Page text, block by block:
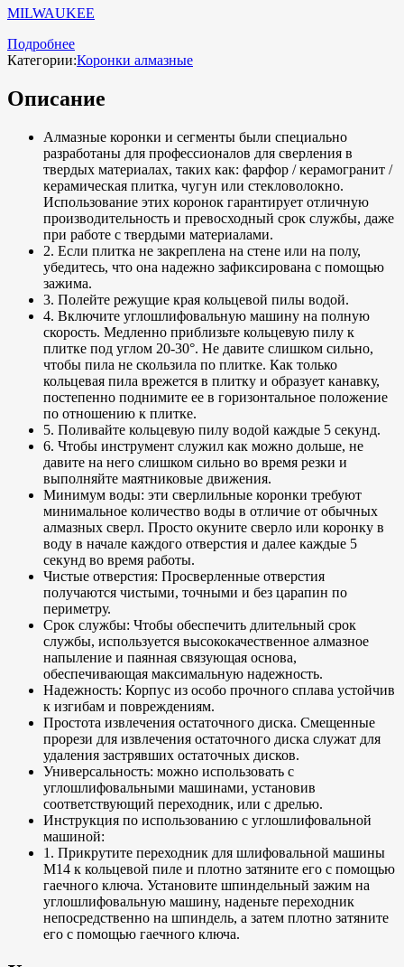
MILWAUKEE
Подробнее
Категории:Коронки алмазные
Описание
Алмазные коронки и сегменты были специально
разработаны для профессионалов для сверления в
твердых материалах, таких как: фарфор / керамогранит /
керамическая плитка, чугун или стекловолокно.
Использование этих коронок гарантирует отличную
производительность и превосходный срок службы, даже
при работе с твердыми материалами.
2. Если плитка не закреплена на стене или на полу,
убедитесь, что она надежно зафиксирована с помощью
зажима.
3. Полейте режущие края кольцевой пилы водой.
4. Включите углошлифовальную машину на полную
скорость. Медленно приблизьте кольцевую пилу к
плитке под углом 20-30°. Не давите слишком сильно,
чтобы пила не скользила по плитке. Как только
кольцевая пила врежется в плитку и образует канавку,
постепенно поднимите ее в горизонтальное положение
по отношению к плитке.
5. Поливайте кольцевую пилу водой каждые 5 секунд.
6. Чтобы инструмент служил как можно дольше, не
давите на него слишком сильно во время резки и
выполняйте маятниковые движения.
Минимум воды: эти сверлильные коронки требуют
минимальное количество воды в отличие от обычных
алмазных сверл. Просто окуните сверло или коронку в
воду в начале каждого отверстия и далее каждые 5
секунд во время работы.
Чистые отверстия: Просверленные отверстия
получаются чистыми, точными и без царапин по
периметру.
Срок службы: Чтобы обеспечить длительный срок
службы, используется высококачественное алмазное
напыление и паянная связующая основа,
обеспечивающая максимальную надежность.
Надежность: Корпус из особо прочного сплава устойчив
к изгибам и повреждениям.
Простота извлечения остаточного диска. Смещенные
прорези для извлечения остаточного диска служат для
удаления застрявших остаточных дисков.
Универсальность: можно использовать с
углошлифовальными машинами, установив
соответствующий переходник, или с дрелью.
Инструкция по использованию с углошлифовальной
машиной:
1. Прикрутите переходник для шлифовальной машины
М14 к кольцевой пиле и плотно затяните его с помощью
гаечного ключа. Установите шпиндельный зажим на
углошлифовальную машину, наденьте переходник
непосредственно на шпиндель, а затем плотно затяните
его с помощью гаечного ключа.